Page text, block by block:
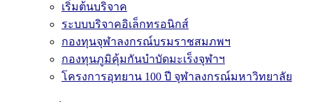
เริ่มต้นบริจาค
ระบบบริจาคอิเล็กทรอนิกส์
กองทุนจุฬาลงกรณ์บรมราชสมภพฯ
กองทุนภูมิคุ้มกันบำบัดมะเร็งจุฬาฯ
โครงการอุทยาน 100 ปี จุฬาลงกรณ์มหาวิทยาลัย